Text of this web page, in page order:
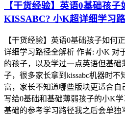
【干货经验】英语0基础孩子
KISSABC? 小K超详细学习
【干货经验】英语0基础孩子如何
详细学习路径全解析 作者: 小K 对
的孩子，以及学过一点英语但基
子，很多家长拿到kissabc机器时
富，家长不知道哪些版块更适合自
写给0基础和基础薄弱孩子的小K
基础的参考学习路径我之后会单独